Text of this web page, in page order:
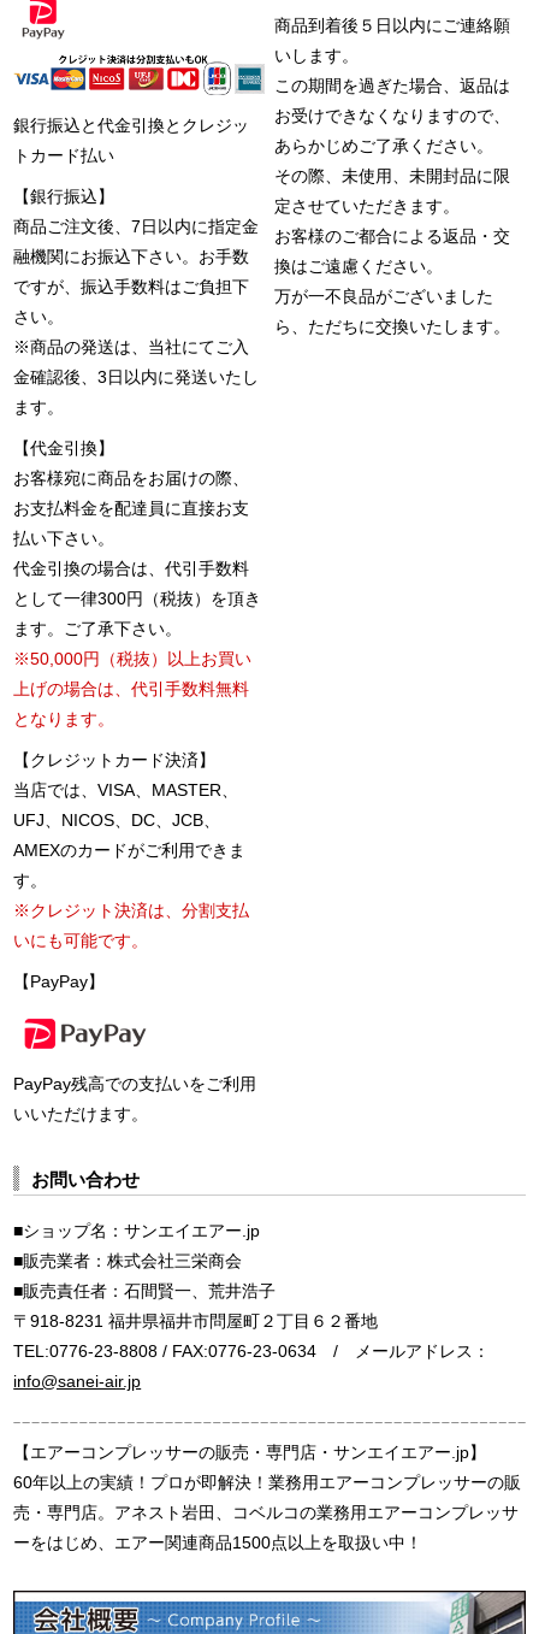
銀行振込と代金引換とクレジッ
トカード払い
【銀行振込】
商品ご注文後、7日以内に指定金
融機関にお振込下さい。お手数
ですが、振込手数料はご負担下
さい。
※商品の発送は、当社にてご入
金確認後、3日以内に発送いたし
ます。
【代金引換】
お客様宛に商品をお届けの際、
お支払料金を配達員に直接お支
払い下さい。
代金引換の場合は、代引手数料
として一律300円（税抜）を頂き
ます。ご了承下さい。
※50,000円（税抜）以上お買い
上げの場合は、代引手数料無料
となります。
【クレジットカード決済】
当店では、VISA、MASTER、
UFJ、NICOS、DC、JCB、
AMEXのカードがご利用できま
す。
※クレジット決済は、分割支払
いにも可能です。
【PayPay】
PayPay残高での支払いをご利用
いいただけます。
商品到着後５日以内にご連絡願
いします。
この期間を過ぎた場合、返品は
お受けできなくなりますので、
あらかじめご了承ください。
その際、未使用、未開封品に限
定させていただきます。
お客様のご都合による返品・交
換はご遠慮ください。
万が一不良品がございました
ら、ただちに交換いたします。
お問い合わせ
■ショップ名：サンエイエアー.jp
■販売業者：株式会社三栄商会
■販売責任者：石間賢一、荒井浩子
〒918-8231 福井県福井市問屋町２丁目６２番地
TEL:0776-23-8808 / FAX:0776-23-0634 / メールアドレス：
info@sanei-air.jp
【エアーコンプレッサーの販売・専門店・サンエイエアー.jp】
60年以上の実績！プロが即解決！業務用エアーコンプレッサーの販
売・専門店。アネスト岩田、コベルコの業務用エアーコンプレッサ
ーをはじめ、エアー関連商品1500点以上を取扱い中！